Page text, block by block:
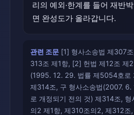
리의 예외·한계를 들어 재반
면 완성도가 올라갑니다.
관련 조문 [1] 형사소송법 제307
313조 제1항, [2] 헌법 제12조 제
(1995. 12. 29. 법률 제5054호로
제314조, 구 형사소송법(2007. 6.
로 개정되기 전의 것) 제314조,
의2 제1항, 제310조의2, 제312